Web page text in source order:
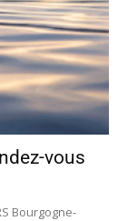
vous
Bourgogne-